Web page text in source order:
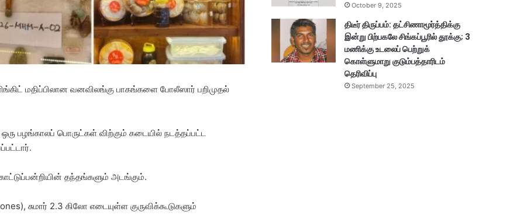
மதிப்பிலான வனவிலங்கு பாகங்களை போலீஸார் பறிமுதல்
பழங்காலப் பொருட்கள் விற்கும் கடையில் நடத்தப்பட்ட
காட்டுப்பன்றியின் தந்தங்களும் அடங்கும்.
​சுமார் 2.3 கிலோ எடையுள்ள குருவிக்கூடுகளும்
October 9, 2025
திடீர் திருப்பம்: தட்சிணாமூர்த்திக்கு
இன்று பிற்பகலே சிங்கப்பூரில் தூக்கு; 3
மணிக்கு உடலைப் பெற்றுக்
கொள்ளுமாறு குடும்பத்தாரிடம்
தெரிவிப்பு
September 25, 2025